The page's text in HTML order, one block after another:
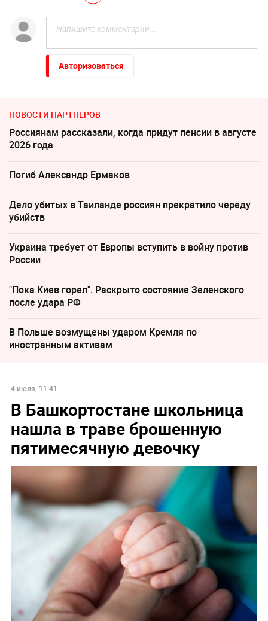
Авторизоваться
НОВОСТИ ПАРТНЕРОВ
Россиянам рассказали, когда придут пенсии в августе
2026 года
Погиб Александр Ермаков
Дело убитых в Таиланде россиян прекратило череду
убийств
Украина требует от Европы вступить в войну против
России
"Пока Киев горел". Раскрыто состояние Зеленского
после удара РФ
В Польше возмущены ударом Кремля по
иностранным активам
4 июля, 11:41
В Башкортостане школьница
нашла в траве брошенную
пятимесячную девочку